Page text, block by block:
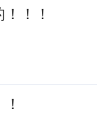
！！